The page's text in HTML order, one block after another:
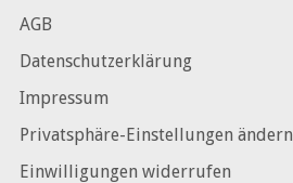
AGB
Datenschutzerklärung
Impressum
Privatsphäre-Einstellungen ändern
Einwilligungen widerrufen